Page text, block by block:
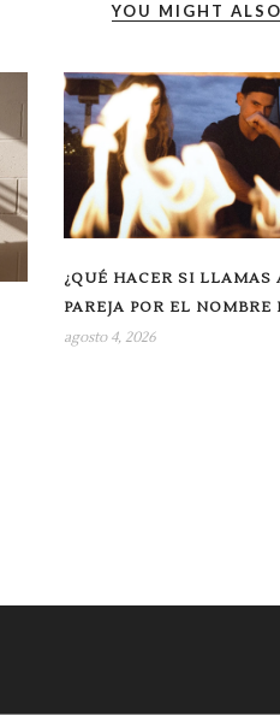
YOU MIGHT
¿QUÉ HACER SI LLAMAS
PAREJA POR EL NOMBRE
agosto 4, 2026